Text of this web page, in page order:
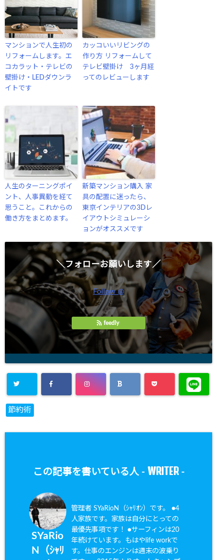
マンションで人生初の
リフォームします。エ
コカラット・テレビの
壁掛け・LEDダウンラ
イトです
カッコいいリビングの
作り方 リフォームして
テレビ壁掛け 3ヶ月経
ってのレビューします
人生のターニングポイ
ント、人事異動を経て
思うこと。これからの
働き方をまとめます。
新築マンション購入 家
具の配置に迷ったら、
東京インテリアの3Dレ
イアウトシミュレーシ
ョンがオススメです
＼フォローお願いします／
Follow @
feedly
節約術
この記事を書いている人 - WRITER-
SYaRio
N（ｼｬﾘ
管理者 SYaRioN（ｼｬﾘｵﾝ）です。 ●4
人家族です。家族は自分にとっての
最優先事項です！ ●サーフィンは20
年続けています。もはやlife workで
す。仕事のエンジンは週末の波乗り